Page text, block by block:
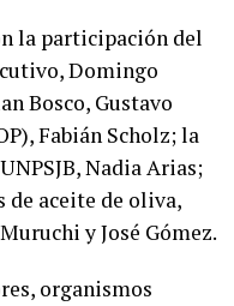
la participación del
Domingo
Bosco, Gustavo
Fabián Scholz; la
Nadia Arias;
de aceite de oliva,
y José Gómez.
organismos